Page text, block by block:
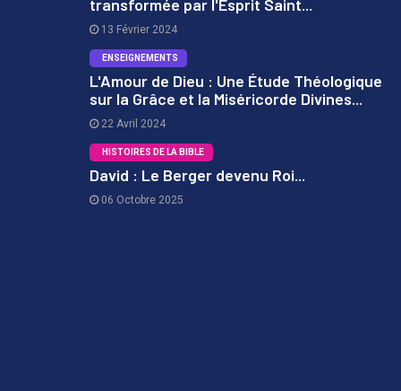
transformée par l'Esprit Saint...
13 Février 2024
ENSEIGNEMENTS
L'Amour de Dieu : Une Étude Théologique
sur la Grâce et la Miséricorde Divines...
22 Avril 2024
HISTOIRES DE LA BIBLE
David : Le Berger devenu Roi...
06 Octobre 2025